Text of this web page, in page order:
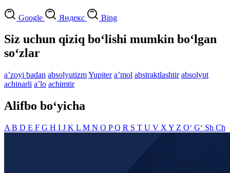
Google Яндекс Bing
Siz uchun qiziq bo‘lishi mumkin bo‘lgan
so‘zlar
aʼzoyi badan absolyutizmYupiter aʼmol abstraktlashtir absolyut
achinarli aʼlo achimtir
Alifbo bo‘yicha
A B D E F G H I J K L M N O PQ R S T U V X Y Z O‘ G‘ Sh Ch